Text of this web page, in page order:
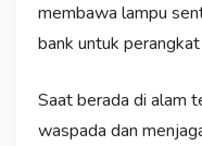
membawa lampu
bank untuk
Saat berada di alam
waspada dan